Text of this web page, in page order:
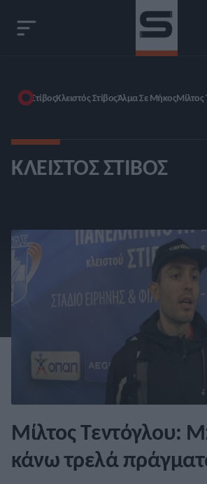
ΣτίβοςΚλειστός ΣτίβοςΆλμα Σε ΜήκοςΜίλτος
ΚΛΕΙΣΤΌΣ ΣΤΊΒΟΣ
Mίλτος Τεντόγλου:
κάνω τρελά